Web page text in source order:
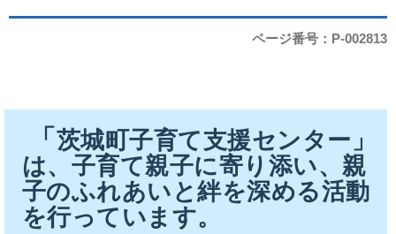
ページ番号：P-002813
「 茨城町子育て支援センター」
は、子育て親子に寄り添い、親
子のふれあいと絆を深める活動
を行っています。